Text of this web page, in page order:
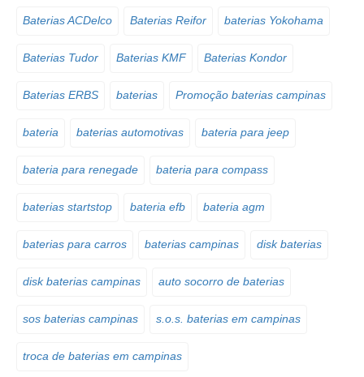
Baterias ACDelco Baterias Reifor baterias Yokohama
Baterias Tudor Baterias KMF Baterias Kondor
Baterias ERBS baterias Promoção baterias campinas
bateria baterias automotivas bateria para jeep
bateria para renegade bateria para compass
baterias startstop bateria efb bateria agm
baterias para carros baterias campinas disk baterias
disk baterias campinas auto socorro de baterias
sos baterias campinas s.o.s. baterias em campinas
troca de baterias em campinas